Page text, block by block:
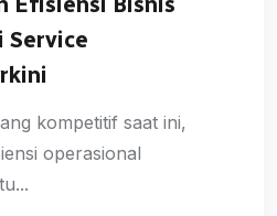
kompetitif saat ini,
operasional